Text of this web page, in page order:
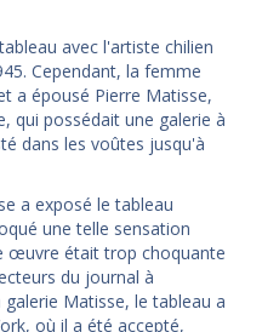
avec l'artiste chilien
Cependant, la femme
a épousé Pierre Matisse,
qui possédait une galerie à
dans les voûtes jusqu'à
a exposé le tableau
une telle sensation
œuvre était trop choquante
du journal à
Matisse, le tableau a
où il a été accepté,